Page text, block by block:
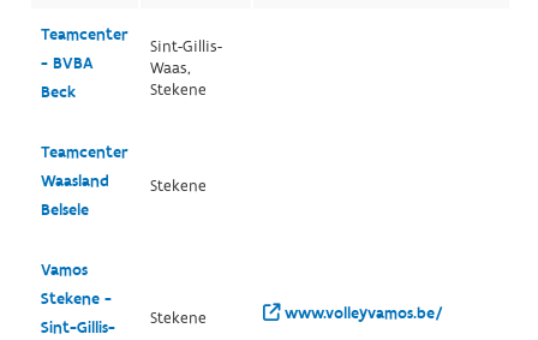
Teamcenter
- BVBA
Beck
Sint-Gillis-
Waas,
Stekene
Teamcenter
Waasland
Belsele
Stekene
Vamos
Stekene -
Sint-Gillis-
Stekene www.volleyvamos.be/